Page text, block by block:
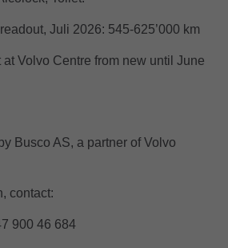
Juli 2026: 545-625’000 km
at Volvo Centre from new until June
Busco AS, a partner of Volvo
contact:
900 46 684